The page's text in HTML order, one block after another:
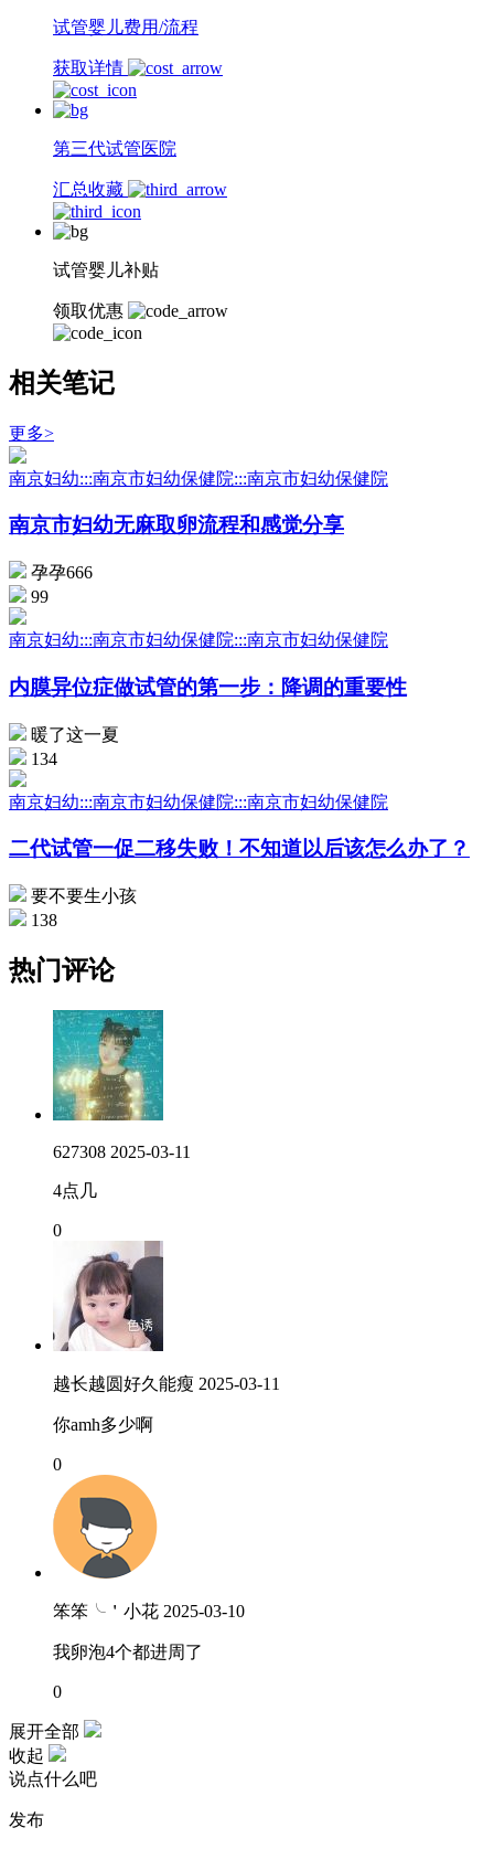
试管婴儿费用/流程
获取详情
第三代试管医院
汇总收藏
试管婴儿补贴
领取优惠
相关笔记
更多>
南京妇幼:::南京市妇幼保健院:::南京市妇幼保健院
南京市妇幼无麻取卵流程和感觉分享
孕孕666
99
南京妇幼:::南京市妇幼保健院:::南京市妇幼保健院
内膜异位症做试管的第一步：降调的重要性
暖了这一夏
134
南京妇幼:::南京市妇幼保健院:::南京市妇幼保健院
二代试管一促二移失败！不知道以后该怎么办了？
要不要生小孩
138
热门评论
627308 2025-03-11
4点几
0
越长越圆好久能瘦 2025-03-11
你amh多少啊
0
笨笨╰＇小花 2025-03-10
我卵泡4个都进周了
0
展开全部
收起
说点什么吧
发布